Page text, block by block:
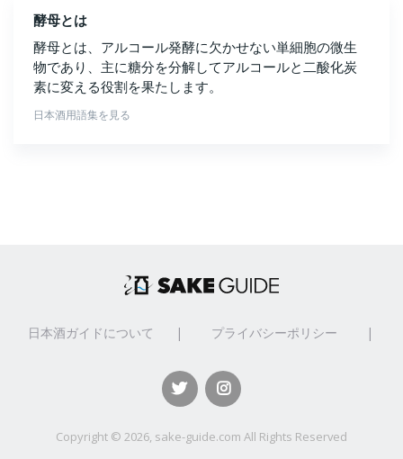
酵母とは
酵母とは、アルコール発酵に欠かせない単細胞の微生
物であり、主に糖分を分解してアルコールと二酸化炭
素に変える役割を果たします。
日本酒用語集を見る
日本酒ガイドについて | プライバシーポリシー |
Copyright © 2026, sake-guide.com All Rights Reserved